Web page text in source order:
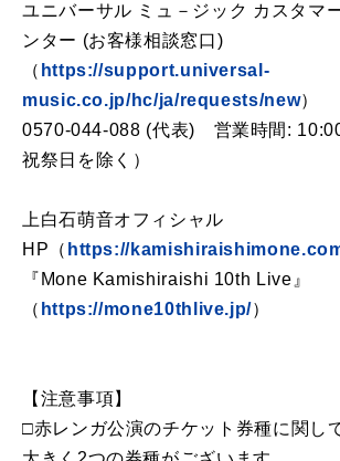
ユニバーサル ミュ－ジック カスタマ
ンター (お客様相談窓口)
（ https://support.universal-
music.co.jp/hc/ja/requests/new）
0570-044-088 (代表) 営業時間:
祝祭日を除く）
上白石萌音オフィシャル
HP（ https://
『Mone Kamishiraishi 10th Live』
（ https://mone10thlive.jp/）
【注意事項】
□赤レンガ公演のチケット券種に関し